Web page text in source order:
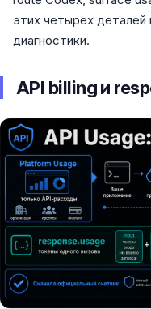
этих четырех деталей
диагностики.
API billing и